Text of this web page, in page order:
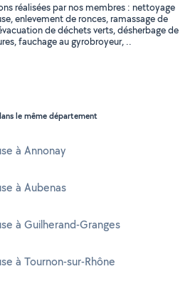
réalisées par nos membres : nettoyage
enlevement de ronces, ramassage de
de déchets verts, désherbage de
fauchage au gyrobroyeur, ..
le même département
à Annonay
à Aubenas
à Guilherand-Granges
à Tournon-sur-Rhône